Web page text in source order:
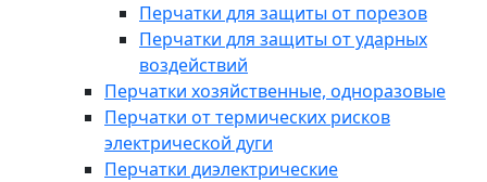
Перчатки для защиты от порезов
Перчатки для защиты от ударных
воздействий
Перчатки хозяйственные, одноразовые
Перчатки от термических рисков
электрической дуги
Перчатки диэлектрические